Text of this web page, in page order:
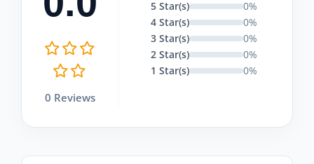
0 Reviews
5 Star(s)
0%
4 Star(s)
0%
3 Star(s)
0%
2 Star(s)
0%
1 Star(s)
0%